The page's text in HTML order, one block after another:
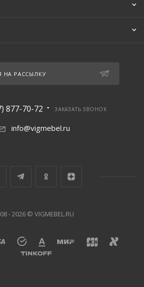
НА РАССЫЛКУ
877-70-72 ЗАКАЗАТЬ ЗВОНОК
info@vigmebel.ru
- 2026 © VIGMEBEL.RU